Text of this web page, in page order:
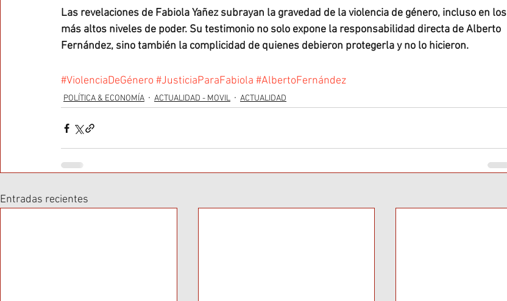
Las revelaciones de Fabiola Yañez subrayan la gravedad de la violencia de género, incluso en los
más altos niveles de poder. Su testimonio no solo expone la responsabilidad directa de Alberto
Fernández, sino también la complicidad de quienes debieron protegerla y no lo hicieron.
#ViolenciaDeGénero #JusticiaParaFabiola #AlbertoFernández
POLÍTICA & ECONOMÍA ACTUALIDAD - MOVIL ACTUALIDAD
Entradas recientes